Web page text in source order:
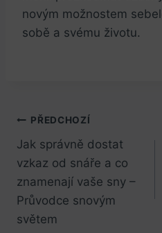
novým možnostem
sobě a svému životu.
Navigace
pro
příspěvek
PŘEDCHOZÍ
Jak správně dostat
vzkaz od snáře a co
znamenají vaše sny –
Průvodce snovým
světem